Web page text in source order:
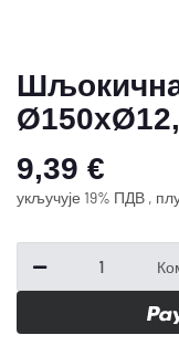
9,39 €
укључује 19% ПДВ ,